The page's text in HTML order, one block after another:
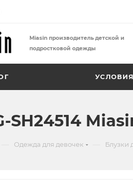
Miasin производитель детской и
подростковой одежды
SH24514
Одежда для девочек Блузки